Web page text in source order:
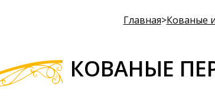
Главная>Кованые
КОВАНЫЕ